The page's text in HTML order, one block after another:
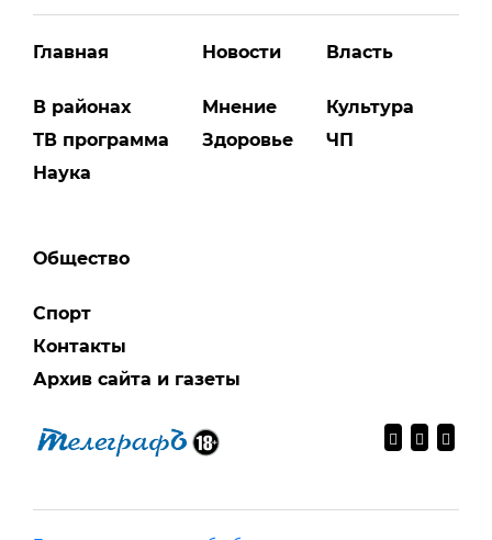
Главная
В районах
ТВ программа
Наука
Новости
Мнение
Здоровье
Власть
Культура
ЧП
Общество
Спорт
Контакты
Архив сайта и газеты